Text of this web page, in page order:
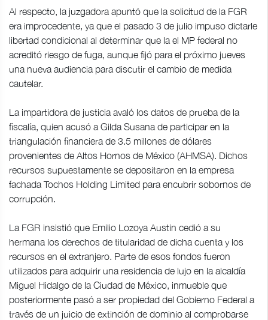
Al respecto, la juzgadora apuntó que la solicitud de la FGR
era improcedente, ya que el pasado 3 de julio impuso dictarle
libertad condicional al determinar que la el MP federal no
acreditó riesgo de fuga, aunque fijó para el próximo jueves
una nueva audiencia para discutir el cambio de medida
cautelar.
La impartidora de justicia avaló los datos de prueba de la
fiscalía, quien acusó a Gilda Susana de participar en la
triangulación financiera de 3.5 millones de dólares
provenientes de Altos Hornos de México (AHMSA). Dichos
recursos supuestamente se depositaron en la empresa
fachada Tochos Holding Limited para encubrir sobornos de
corrupción.
La FGR insistió que Emilio Lozoya Austin cedió a su
hermana los derechos de titularidad de dicha cuenta y los
recursos en el extranjero. Parte de esos fondos fueron
utilizados para adquirir una residencia de lujo en la alcaldía
Miguel Hidalgo de la Ciudad de México, inmueble que
posteriormente pasó a ser propiedad del Gobierno Federal a
través de un juicio de extinción de dominio al comprobarse